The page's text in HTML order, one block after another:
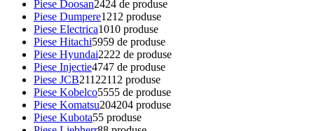
Piese Doosan2424 de produse
Piese Dumpere1212 produse
Piese Electrica1010 produse
Piese Hitachi5959 de produse
Piese Hyundai2222 de produse
Piese Injectie4747 de produse
Piese JCB21122112 produse
Piese Kobelco5555 de produse
Piese Komatsu204204 produse
Piese Kubota55 produse